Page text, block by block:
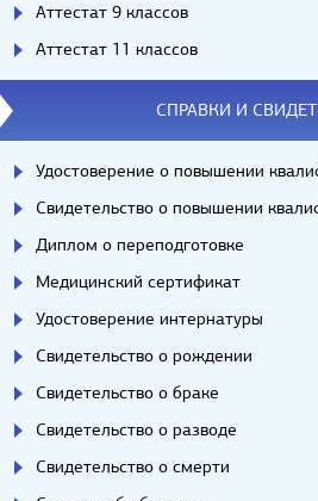
Аттестат 9 классов
Аттестат 11 классов
СПРАВКИ И
Удостоверение о повышении
Свидетельство о повышении
Диплом о переподготовке
Медицинский сертификат
Удостоверение интернатуры
Свидетельство о рождении
Свидетельство о браке
Свидетельство о разводе
Свидетельство о смерти